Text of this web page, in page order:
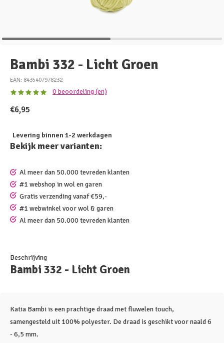
Bambi 332 - Licht Groen
EAN: 8435407978232
0 beoordeling (en)
€6,95
Levering binnen 1-2 werkdagen
Bekijk meer varianten:
Al meer dan 50.000 tevreden klanten
#1 webshop in wol en garen
Gratis verzending vanaf €59,-
#1 webwinkel voor wol & garen
Al meer dan 50.000 tevreden klanten
Beschrijving
Bambi 332 - Licht Groen
Katia Bambi is een prachtige draad met fluwelen touch,
samengesteld uit 100% polyester. De draad is geschikt voor naald 6
- 6,5 mm.